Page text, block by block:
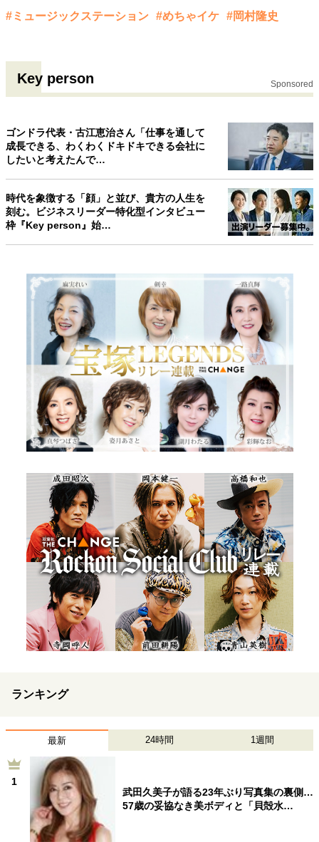
#ミュージックステーション #めちゃイケ #岡村隆史
Key person Sponsored
ゴンドラ代表・古江恵治さん「仕事を通して
成長できる、わくわくドキドキできる会社に
したいと考えたんで…
時代を象徴する「顔」と並び、貴方の人生を
刻む。ビジネスリーダー特化型インタビュー
枠『Key person』始…
ランキング
最新 24時間 1週間
1
武田久美子が語る23年ぶり写真集の裏側…
57歳の妥協なき美ボディと「貝殻水…